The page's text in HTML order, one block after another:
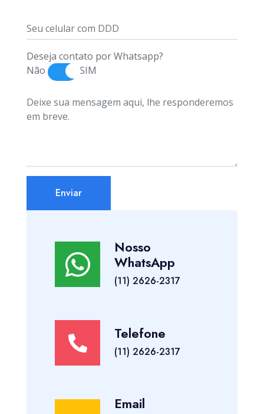
Deseja contato por Whatsapp?
Não
SIM
Enviar
Nosso
WhatsApp
(11) 2626-2317
Telefone
(11) 2626-2317
Email